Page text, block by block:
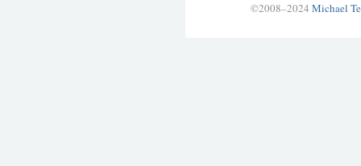
©2008–2024 Michael